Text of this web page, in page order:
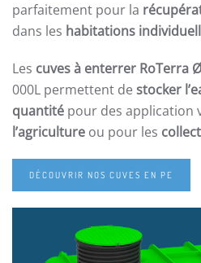
parfaitement pour la
dans les habitations
Les cuves à enterrer RoTerra
000L permettent de stocker
quantité pour des application
l’agriculture ou pour les
DÉCOUVRIR NOS CUVES EN PE